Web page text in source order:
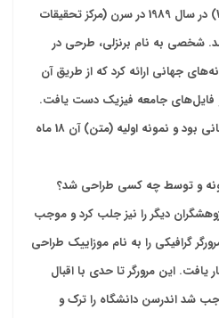
در سال 1989 در سرن (مرکز تحقیقات
شخصی به نام برنزلی، طرحی در
جهانی ارائه کرد که از طریق آن
و فایل‌های جامعه فیزیک دست یافت.
پیشنهاد وی آغازگر وب جهانی بود و نمونه اولیه (متن) آن 18 ماه
و توسط چه کسی طراحی شد؟
دیگر را نیز جلب کرد و موجب
گرافیکی را به نام موزاییک طراحی
سال 1993 انتشار یافت. این مرورگر تا حدی با اقبال
شد اندرسن دانشگاه را ترک و